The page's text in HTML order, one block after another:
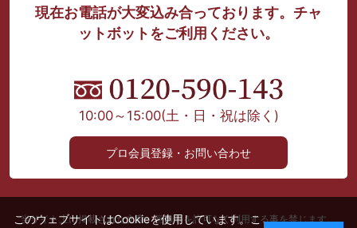
現在お電話が大変込み合っております。チャ
ットボットをご利用ください。
10:00～15:00(土・日・祝は除く)
プロ会員登録・お問い合わせ
当サイト上に掲載された文章、画像等を許可なく利用する事を禁じます。
このウェブサイトはCookieを使用しています。こ